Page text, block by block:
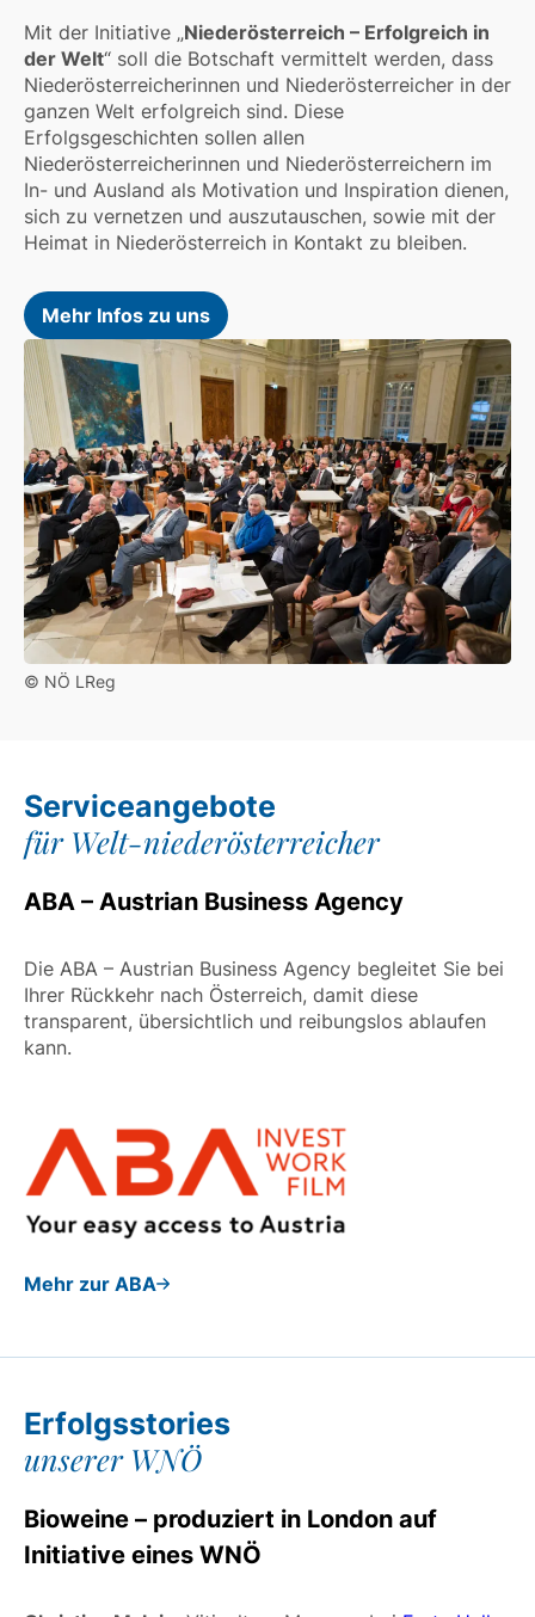
© NÖ LReg
Mit der Initiative „Niederösterreich – Erfolgreich in
der Welt“ soll die Botschaft vermittelt werden, dass
Niederösterreicherinnen und Niederösterreicher in der
ganzen Welt erfolgreich sind. Diese
Erfolgsgeschichten sollen allen
Niederösterreicherinnen und Niederösterreichern im
In- und Ausland als Motivation und Inspiration dienen,
sich zu vernetzen und auszutauschen, sowie mit der
Heimat in Niederösterreich in Kontakt zu bleiben.
Mehr Infos zu uns
Serviceangebote
für Welt-niederösterreicher
ABA – Austrian Business Agency
Die ABA – Austrian Business Agency begleitet Sie bei
Ihrer Rückkehr nach Österreich, damit diese
transparent, übersichtlich und reibungslos ablaufen
kann.
Mehr zur ABA
Erfolgsstories
unserer WNÖ
Bioweine – produziert in London auf
Initiative eines WNÖ